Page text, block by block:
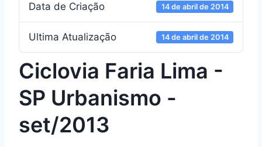
Data de Criação 14 de abril de 2014
Ultima Atualização 14 de abril de 2014
Ciclovia Faria Lima -
SP Urbanismo -
set/2013